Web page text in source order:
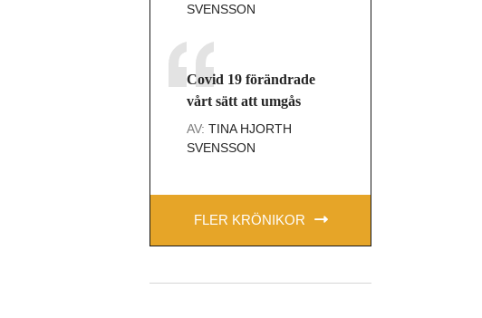
SVENSSON
Covid 19 förändrade
vårt sätt att umgås
AV: TINA HJORTH
SVENSSON
FLER KRÖNIKOR